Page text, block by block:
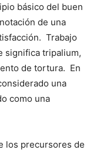
básico del buen
de una
Trabajo
significa tripalium,
de tortura. En
una
como una
los precursores de